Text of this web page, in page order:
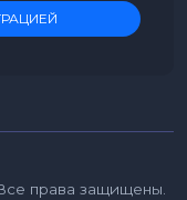
права защищены.